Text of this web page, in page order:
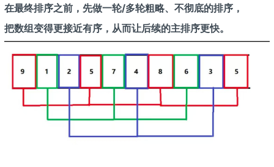
在最终排序之前，先做一轮/多轮粗略、不彻底的排序，
把数组变得更接近有序，从而让后续的主排序更快。